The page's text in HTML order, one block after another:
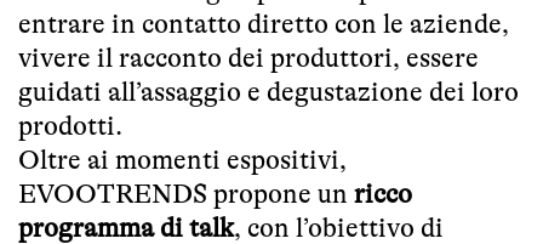
entrare in contatto diretto con le aziende,
vivere il racconto dei produttori, essere
guidati all’assaggio e degustazione dei loro
prodotti.
Oltre ai momenti espositivi,
EVOOTRENDS propone un ricco
programma di talk, con l’obiettivo di